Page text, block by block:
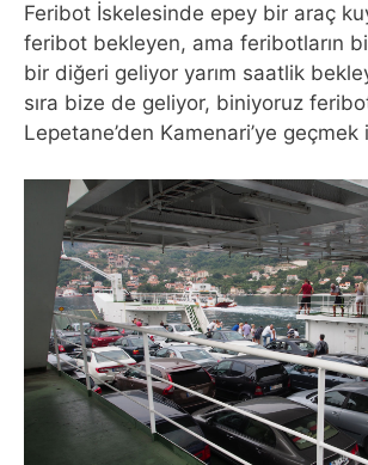
Feribot İskelesinde epey bir araç
feribot bekleyen, ama feribotların
bir diğeri geliyor yarım saatlik
sıra bize de geliyor, biniyoruz
Lepetane’den Kamenari’ye geçmek